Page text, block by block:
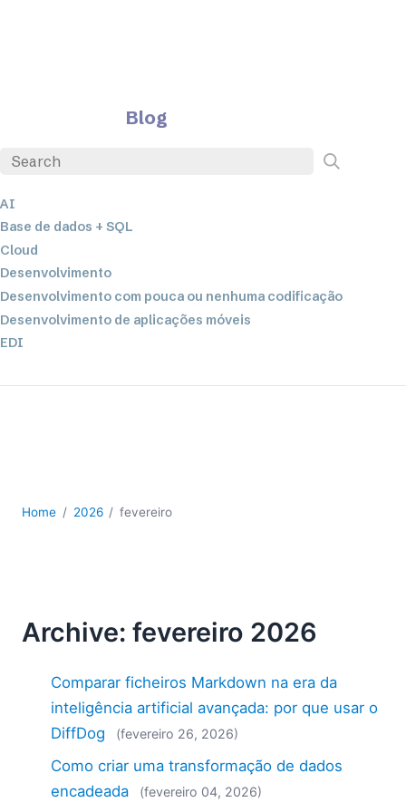
Blog
AI
Base de dados + SQL
Cloud
Desenvolvimento
Desenvolvimento com pouca ou nenhuma codificação
Desenvolvimento de aplicações móveis
EDI
Integração de dados
XBRL
2026
2024
2023
2022
2020
2019
Home 2026 fevereiro
Archive: fevereiro 2026
Comparar ficheiros Markdown na era da
inteligência artificial avançada: por que usar o
DiffDog
(fevereiro 26, 2026)
Como criar uma transformação de dados
encadeada
(fevereiro 04, 2026)